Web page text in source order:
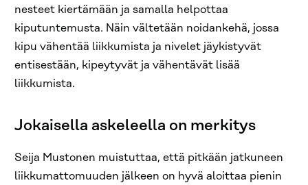
nesteet kiertämään ja samalla helpottaa
kiputuntemusta. Näin vältetään noidankehä, jossa
kipu vähentää liikkumista ja nivelet jäykistyvät
entisestään, kipeytyvät ja vähentävät lisää
liikkumista.
Jokaisella askeleella on merkitys
Seija Mustonen muistuttaa, että pitkään jatkuneen
liikkumattomuuden jälkeen on hyvä aloittaa pienin